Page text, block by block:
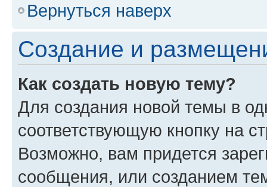
Вернуться наверх
Создание и
Как создать новую тему?
Для создания новой темы в
соответствующую кнопку на
Возможно, вам придется
сообщения, или созданием